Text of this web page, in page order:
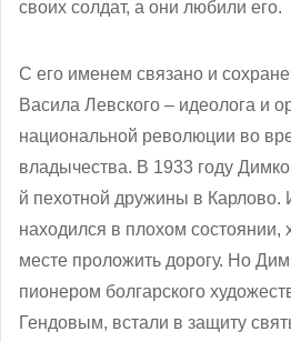
своих солдат, а они любили его.
С его именем связано и
Васила Левского – идеолога и
национальной революции во
владычества. В 1933 году
й пехотной дружины в Карлово.
находился в плохом состоянии,
месте проложить дорогу. Но
пионером болгарского
Гендовым, встали в защиту